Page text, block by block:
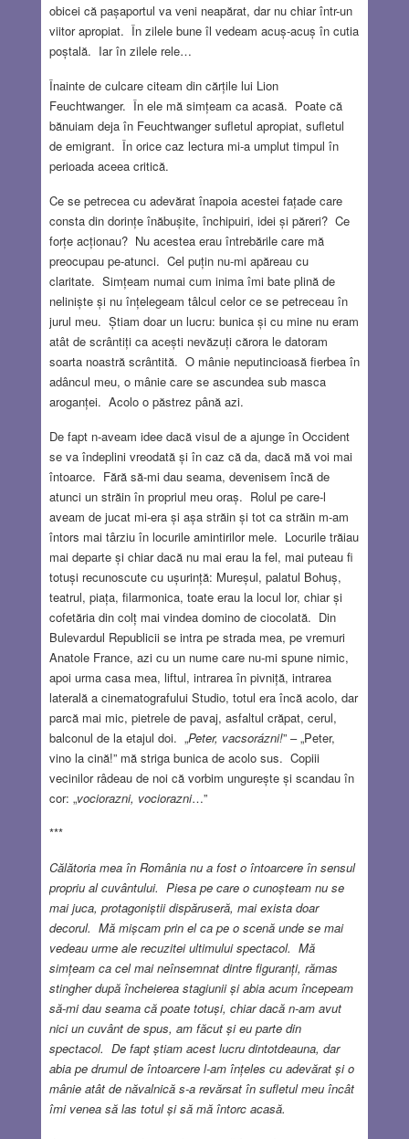
obicei că pașaportul va veni neapărat, dar nu chiar într-un
viitor apropiat. În zilele bune îl vedeam acuș-acuș în cutia
poștală. Iar în zilele rele…
Înainte de culcare citeam din cărțile lui Lion
Feuchtwanger. În ele mă simțeam ca acasă. Poate că
bănuiam deja în Feuchtwanger sufletul apropiat, sufletul
de emigrant. În orice caz lectura mi-a umplut timpul în
perioada aceea critică.
Ce se petrecea cu adevărat înapoia acestei fațade care
consta din dorințe înăbușite, închipuiri, idei și păreri? Ce
forțe acționau? Nu acestea erau întrebările care mă
preocupau pe-atunci. Cel puțin nu-mi apăreau cu
claritate. Simțeam numai cum inima îmi bate plină de
neliniște și nu înțelegeam tâlcul celor ce se petreceau în
jurul meu. Știam doar un lucru: bunica și cu mine nu eram
atât de scrântiți ca acești nevăzuți cărora le datoram
soarta noastră scrântită. O mânie neputincioasă fierbea în
adâncul meu, o mânie care se ascundea sub masca
aroganței. Acolo o păstrez până azi.
De fapt n-aveam idee dacă visul de a ajunge în Occident
se va îndeplini vreodată și în caz că da, dacă mă voi mai
întoarce. Fără să-mi dau seama, devenisem încă de
atunci un străin în propriul meu oraș. Rolul pe care-l
aveam de jucat mi-era și așa străin și tot ca străin m-am
întors mai târziu în locurile amintirilor mele. Locurile trăiau
mai departe și chiar dacă nu mai erau la fel, mai puteau fi
totuși recunoscute cu ușurință: Mureșul, palatul Bohuș,
teatrul, piața, filarmonica, toate erau la locul lor, chiar și
cofetăria din colț mai vindea domino de ciocolată. Din
Bulevardul Republicii se intra pe strada mea, pe vremuri
Anatole France, azi cu un nume care nu-mi spune nimic,
apoi urma casa mea, liftul, intrarea în pivniță, intrarea
laterală a cinematografului Studio, totul era încă acolo, dar
parcă mai mic, pietrele de pavaj, asfaltul crăpat, cerul,
balconul de la etajul doi. „Peter, vacsorázni!” – „Peter,
vino la cină!” mă striga bunica de acolo sus. Copiii
vecinilor râdeau de noi că vorbim ungurește și scandau în
cor: „vociorazni, vociorazni…”
***
Călătoria mea în România nu a fost o întoarcere în sensul
propriu al cuvântului. Piesa pe care o cunoșteam nu se
mai juca, protagoniștii dispăruseră, mai exista doar
decorul. Mă mișcam prin el ca pe o scenă unde se mai
vedeau urme ale recuzitei ultimului spectacol. Mă
simțeam ca cel mai neînsemnat dintre figuranți, rămas
stingher după încheierea stagiunii și abia acum începeam
să-mi dau seama că poate totuși, chiar dacă n-am avut
nici un cuvânt de spus, am făcut și eu parte din
spectacol. De fapt știam acest lucru dintotdeauna, dar
abia pe drumul de întoarcere l-am înțeles cu adevărat și o
mânie atât de năvalnică s-a revărsat în sufletul meu încât
îmi venea să las totul și să mă întorc acasă.